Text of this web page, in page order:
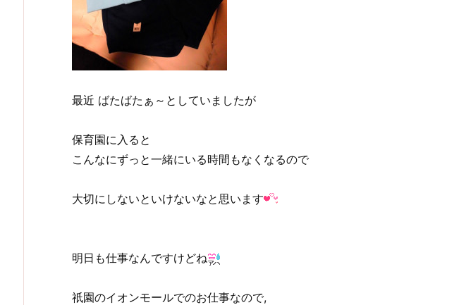
最近 ばたばたぁ～としていましたが
保育園に入ると
こんなにずっと一緒にいる時間もなくなるので
大切にしないといけないなと思います
明日も仕事なんですけどね
祇園のイオンモールでのお仕事なので,